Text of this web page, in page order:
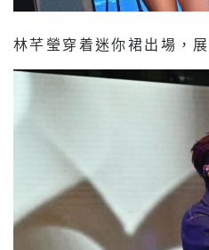
林芊瑩穿着迷你裙出場，